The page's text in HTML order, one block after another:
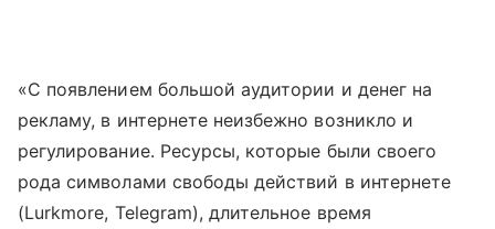
«C появлением большой аудитории и денег на
рекламу, в интернете неизбежно возникло и
регулирование. Ресурсы, которые были своего
рода символами свободы действий в интернете
(Lurkmore, Telegram), длительное время